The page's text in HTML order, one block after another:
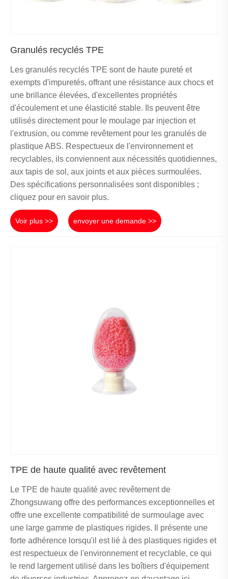
Granulés recyclés TPE
Les granulés recyclés TPE sont de haute pureté et
exempts d'impuretés, offrant une résistance aux chocs et
une brillance élevées, d'excellentes propriétés
d'écoulement et une élasticité stable. Ils peuvent être
utilisés directement pour le moulage par injection et
l'extrusion, ou comme revêtement pour les granulés de
plastique ABS. Respectueux de l'environnement et
recyclables, ils conviennent aux nécessités quotidiennes,
aux tapis de sol, aux joints et aux pièces surmoulées.
Des spécifications personnalisées sont disponibles ;
cliquez pour en savoir plus.
Voir plus >> envoyer une demande >>
TPE de haute qualité avec revêtement
Le TPE de haute qualité avec revêtement de
Zhongsuwang offre des performances exceptionnelles et
offre une excellente compatibilité de surmoulage avec
une large gamme de plastiques rigides. Il présente une
forte adhérence lorsqu'il est lié à des plastiques rigides et
est respectueux de l'environnement et recyclable, ce qui
le rend largement utilisé dans les boîtiers d'équipement